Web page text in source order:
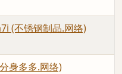
(不锈钢制品.网络)
身多多.网络)